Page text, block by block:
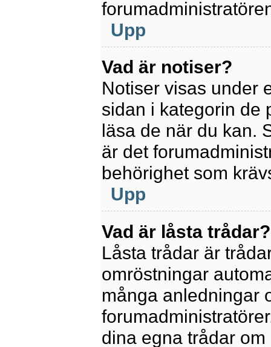
Upp
Vad är notiser?
Notiser visas under
sidan i kategorin de
läsa de när du kan.
är det
behörighet som
Upp
Vad är låsta trådar?
Låsta trådar är
omröstningar
många anledningar
dina egna trådar